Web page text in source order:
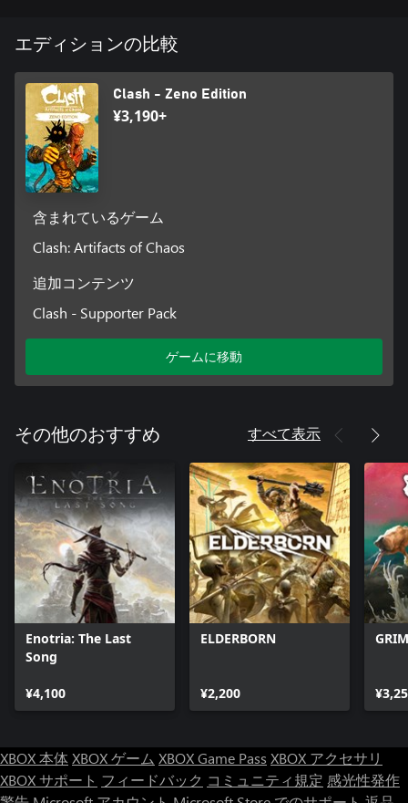
恩恵を利用することが可能だ。しかし敗者には、突きつけられ
た困難を賢く克服することが求められる。
重厚なストーリーライン
ジェミニを倒すための「偉大なる遺物」を探す旅は、スエドを
思いも寄らない方向へと導くこととなる。追っ手の傭兵たちを
退けながら少年との友情を育む過程で、スエドは自らの過去と
向き合い、混沌に満ちたゼノゾイクの社会の起源を解き明かす
必要に迫られるのだ。
『Clash:Artifacts of Chaos』は『Zeno Clash』および『Zeno
立したものとなっている。
エディションの比較
Clash - Zeno Edition
¥3,190+
含まれているゲーム
Clash: Artifacts of Chaos
追加コンテンツ
Clash - Supporter Pack
ゲームに移動
その他のおすすめ すべて表示
Enotria: The Last
Song
¥4,100
ELDERBORN
¥2,200
XBOX 本体XBOX ゲーム XBOX Game Pass XBOX アクセサリ
XBOX サポート フィードバック コミュニティ規定 感光性発作